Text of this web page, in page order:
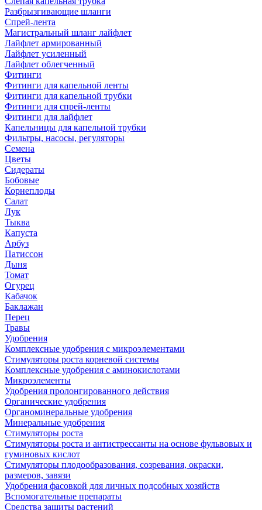
Разбрызгивающие шланги
Спрей-лента
Магистральный шланг лайфлет
Лайфлет армированный
Лайфлет усиленный
Лайфлет облегченный
Фитинги
Фитинги для капельной ленты
Фитинги для капельной трубки
Фитинги для спрей-ленты
Фитинги для лайфлет
Капельницы для капельной трубки
Фильтры, насосы, регуляторы
Семена
Цветы
Сидераты
Бобовые
Корнеплоды
Салат
Лук
Тыква
Капуста
Арбуз
Патиссон
Дыня
Томат
Огурец
Кабачок
Баклажан
Перец
Травы
Удобрения
Комплексные удобрения с микроэлементами
Стимуляторы роста корневой системы
Комплексные удобрения с аминокислотами
Микроэлементы
Удобрения пролонгированного действия
Органические удобрения
Органоминеральные удобрения
Минеральные удобрения
Стимуляторы роста
Стимуляторы роста и антистрессанты на основе фульвовых и
гуминовых кислот
Стимуляторы плодообразования, созревания, окраски,
размеров, завязи
Удобрения фасовкой для личных подсобных хозяйств
Вспомогательные препараты
Средства защиты растений